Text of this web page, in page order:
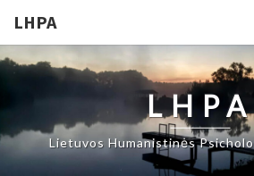
LHPA
LHPA
Lietuvos Humanistinės